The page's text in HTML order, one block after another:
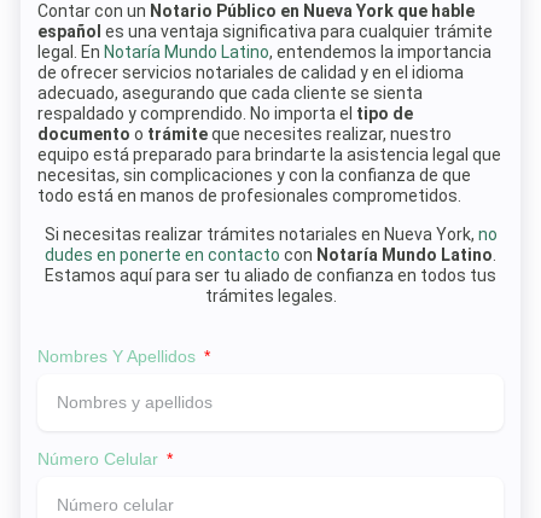
Contar con un Notario Público en Nueva York que hable
español es una ventaja significativa para cualquier trámite
legal. En Notaría Mundo Latino, entendemos la importancia
de ofrecer servicios notariales de calidad y en el idioma
adecuado, asegurando que cada cliente se sienta
respaldado y comprendido. No importa el tipo de
documento o trámiteque necesites realizar, nuestro
equipo está preparado para brindarte la asistencia legal que
necesitas, sin complicaciones y con la confianza de que
todo está en manos de profesionales comprometidos.
Si necesitas realizar trámites notariales en Nueva York, no
dudes en ponerte en contacto con Notaría Mundo Latino
Estamos aquí para ser tu aliado de confianza en todos tus
trámites legales.
Nombres Y Apellidos
Número Celular